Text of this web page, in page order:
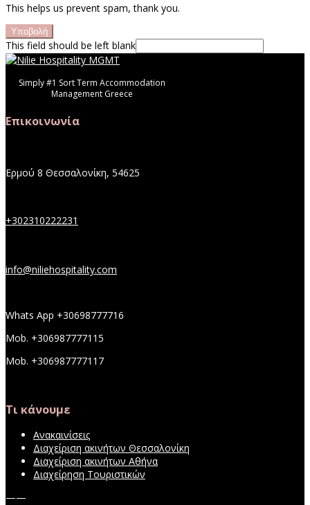
This helps us prevent spam, thank you.
Υποβολή
This field should be left blank
Simply #1 Sort Term Accommodation
Management Greece
Επικοινωνία
Ερμού 8 Θεσσαλονίκη, 54625
+302310222231
info@niliehospitality.com
Whats App +30698777716
Mob. +306987777115
Mob. +306987777117
Τι κάνουμε
Ανακαινίσεις
Διαχείριση ακινήτων Θεσσαλονίκη
Διαχείριση ακινήτων Αθήνα
Διαχείρηση Τουριστικών
——